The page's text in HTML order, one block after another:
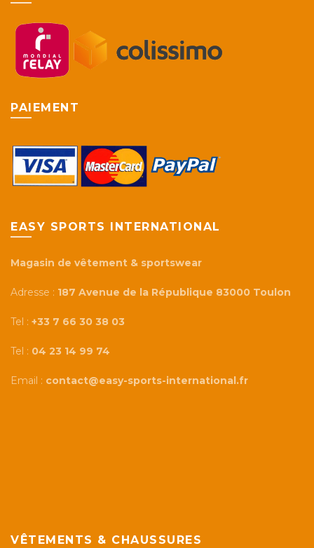
PAIEMENT
EASY SPORTS INTERNATIONAL
Magasin de vêtement & sportswear
Adresse : 187 Avenue de la République 83000 Toulon
Tel : +33 7 66 30 38 03
Tel : 04 23 14 99 74
Email : contact@easy-sports-international.fr
VÊTEMENTS & CHAUSSURES